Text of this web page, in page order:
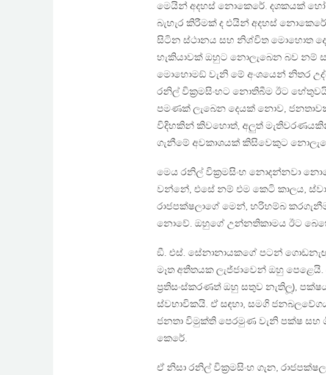
මෙයින් අදහස් නොකෙරේ. දශකයක් හෝ
බැහැර කිරීමක් ද එයින් අදහස්
සිටින ස්ථානය සහ නිශ්චිත මොහොත
හැකියාවක් ඔහුට නොලැබෙන බව නම්
මොහොමඞ් වැනි මේ අංශයෙන් නිතර
රනිල් වික්‍රමසිංහට නොතිබීම ඊට
පමණක් ලැබෙන දෙයක් නොව,
විදිහකින් කිවහොත්, අලුත්
ගැනීමේ අවකාශයක් කිසිවෙකුට
මෙය රනිල් වික්‍රමසිංහ නොදන්නවා
වන්නේ, එසේ නම් එම කෙටි කාලය,
රාජපක්ෂලාගේ මෙන්, හරිහම්බ
නොවේ. ඔහුගේ උන්නතිකාමය ඊට
ඞී. එස්. සේනානායකගේ පටන්
මෑත අතීතයක ලැජ්ජාවෙන් ඔහු
ප්‍රතිසංස්කරණත් ඔහු සතුව නැතිලූ),
ස්වභාවිකයි. ඒ සඳහා, සමගි
ජනතා විමුක්ති පෙරමුණ වැනි පක්ෂ සහ
කෙරේ.
ඒ නිසා රනිල් වික්‍රමසිංහ ගැන,